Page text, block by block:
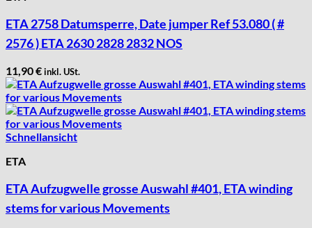
ETA 2758 Datumsperre, Date jumper Ref 53.080 ( #
2576 ) ETA 2630 2828 2832 NOS
11,90€inkl. USt.
Schnellansicht
ETA
ETA Aufzugwelle grosse Auswahl #401, ETA winding
stems for various Movements